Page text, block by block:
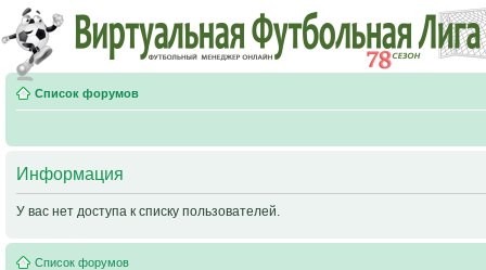
Список форумов
Информация
У вас нет доступа к списку пользователей.
Список форумов